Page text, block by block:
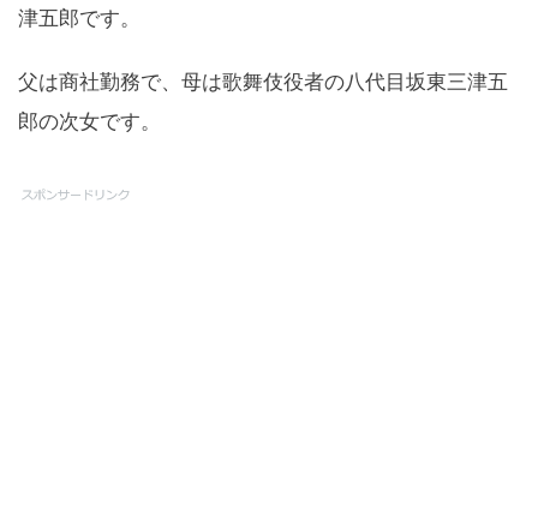
津五郎です。
父は商社勤務で、母は歌舞伎役者の八代目坂東三津五
郎の次女です。